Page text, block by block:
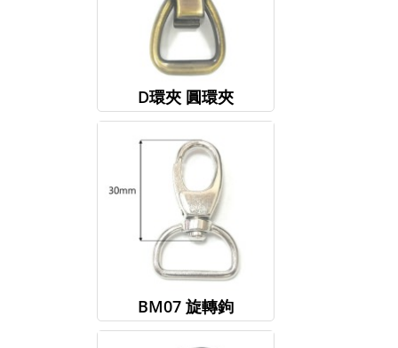
D環夾 圓環夾
BM07 旋轉鉤